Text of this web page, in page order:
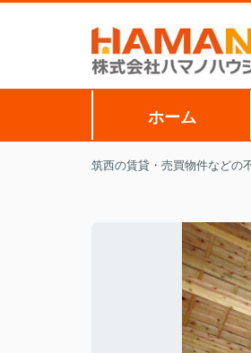
ホーム
筑西の賃貸・売買物件などの